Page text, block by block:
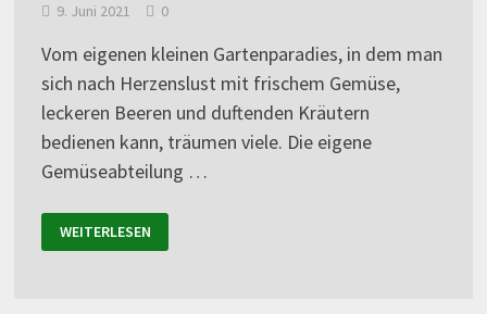
9. Juni 2021 0
Vom eigenen kleinen Gartenparadies, in dem man
sich nach Herzenslust mit frischem Gemüse,
leckeren Beeren und duftenden Kräutern
bedienen kann, träumen viele. Die eigene
Gemüseabteilung …
WEITERLESEN